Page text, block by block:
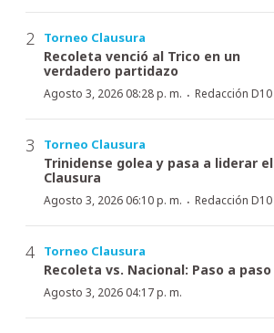
Torneo Clausura
Recoleta venció al Trico en un
verdadero partidazo
Agosto 3, 2026 08:28 p. m. · Redacción D10
Torneo Clausura
Trinidense golea y pasa a liderar el
Clausura
Agosto 3, 2026 06:10 p. m. · Redacción D10
Torneo Clausura
Recoleta vs. Nacional: Paso a paso
Agosto 3, 2026 04:17 p. m.